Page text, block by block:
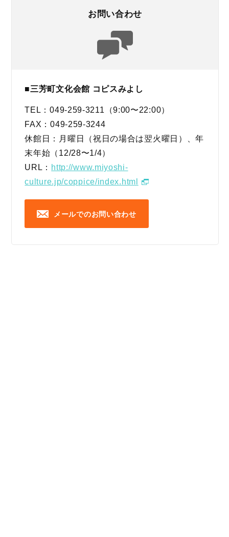
お問い合わせ
■三芳町文化会館 コピスみよし
TEL：049-259-3211（9:00〜22:00）
FAX：049-259-3244
休館日：月曜日（祝日の場合は翌火曜日）、年
末年始（12/28〜1/4）
URL： http://www.miyoshi-
culture.jp/coppice/index.html
メールでのお問い合わせ